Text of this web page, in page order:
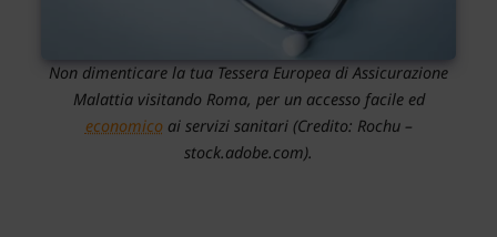
Non dimenticare la tua Tessera Europea di Assicurazione
Malattia visitando Roma, per un accesso facile ed
economicoai servizi sanitari (Credito: Rochu –
stock.adobe.com).